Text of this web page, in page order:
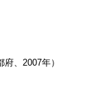
、2007年）